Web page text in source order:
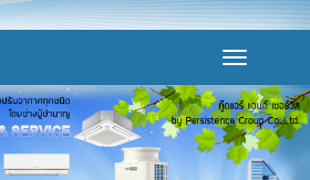
Toggle